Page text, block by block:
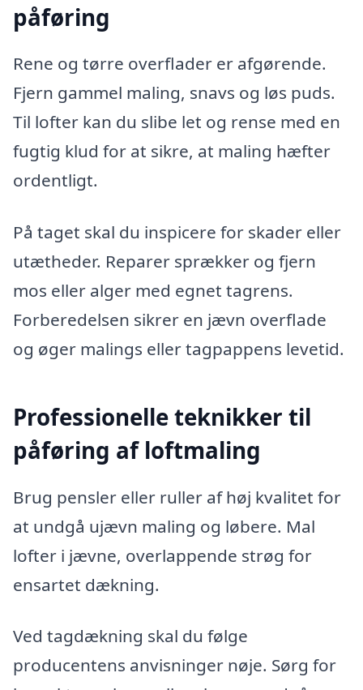
påføring
Rene og tørre overflader er afgørende.
Fjern gammel maling, snavs og løs puds.
Til lofter kan du slibe let og rense med en
fugtig klud for at sikre, at maling hæfter
ordentligt.
På taget skal du inspicere for skader eller
utætheder. Reparer sprækker og fjern
mos eller alger med egnet tagrens.
Forberedelsen sikrer en jævn overflade
og øger malings eller tagpappens levetid.
Professionelle teknikker til
påføring af loftmaling
Brug pensler eller ruller af høj kvalitet for
at undgå ujævn maling og løbere. Mal
lofter i jævne, overlappende strøg for
ensartet dækning.
Ved tagdækning skal du følge
producentens anvisninger nøje. Sørg for